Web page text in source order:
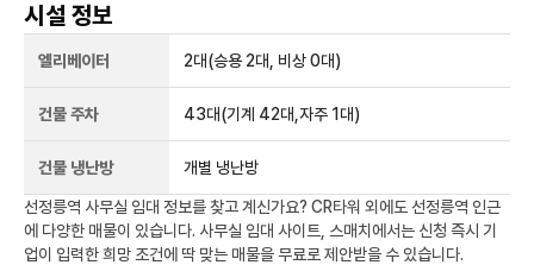
시설 정보
엘리베이터 2대(승용 2대, 비상 0대)
건물 주차 43대(기계 42대,자주 1대)
건물 냉난방 개별 냉난방
선정릉역 사무실 임대 정보를 찾고 계신가요? CR타워 외에도 선정릉역 인근
에 다양한 매물이 있습니다. 사무실 임대 사이트, 스매치에서는 신청 즉시 기
업이 입력한 희망 조건에 딱 맞는 매물을 무료로 제안받을 수 있습니다.